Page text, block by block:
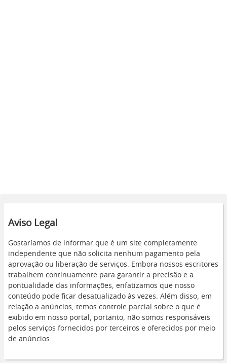
Aviso Legal
Gostaríamos de informar que é um site completamente
independente que não solicita nenhum pagamento pela
aprovação ou liberação de serviços. Embora nossos escritores
trabalhem continuamente para garantir a precisão e a
pontualidade das informações, enfatizamos que nosso
conteúdo pode ficar desatualizado às vezes. Além disso, em
relação a anúncios, temos controle parcial sobre o que é
exibido em nosso portal, portanto, não somos responsáveis
pelos serviços fornecidos por terceiros e oferecidos por meio
de anúncios.